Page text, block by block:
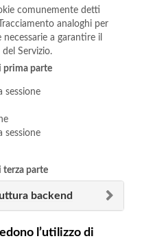
comunemente detti
analoghi per
a garantire il
Servizio.
prima parte
sessione
sessione
terza parte
backend
l’utilizzo di